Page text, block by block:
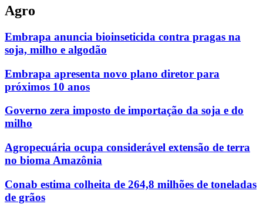
Agro
Embrapa anuncia bioinseticida contra pragas na
soja, milho e algodão
Embrapa apresenta novo plano diretor para
próximos 10 anos
Governo zera imposto de importação da soja e do
milho
Agropecuária ocupa considerável extensão de terra
no bioma Amazônia
Conab estima colheita de 264,8 milhões de toneladas
de grãos